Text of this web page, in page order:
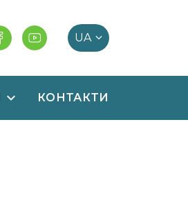
КОНТАКТИ